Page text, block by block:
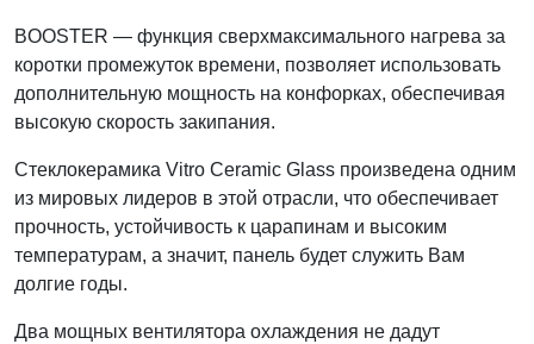
BOOSTER — функция сверхмаксимального нагрева за
коротки промежуток времени, позволяет использовать
дополнительную мощность на конфорках, обеспечивая
высокую скорость закипания.
Стеклокерамика Vitro Ceramic Glass произведена одним
из мировых лидеров в этой отрасли, что обеспечивает
прочность, устойчивость к царапинам и высоким
температурам, а значит, панель будет служить Вам
долгие годы.
Два мощных вентилятора охлаждения не дадут